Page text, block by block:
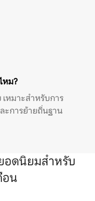
หม?
หมาะสำหรับการ
ะการย้ายถิ่นฐาน
อดนิยมสำหรับ
อน